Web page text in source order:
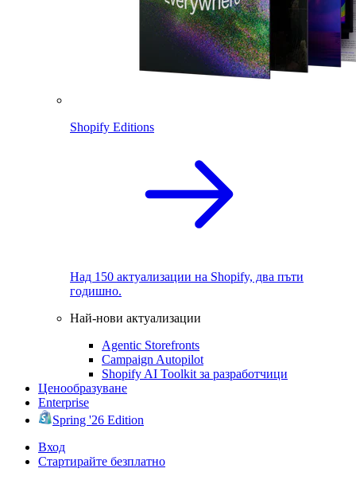
Shopify Editions
Над 150 актуализации на Shopify, два пъти
годишно.
Най-нови актуализации
Agentic Storefronts
Campaign Autopilot
Shopify AI Toolkit за разработчици
Ценообразуване
Enterprise
Spring '26 Edition
Вход
Стартирайте безплатно